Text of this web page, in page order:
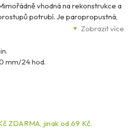
Zobrazit více
vhodná na rekonstrukce a
potrubí. Je paropropustná,
vlivům, trvale pružná i při
stříkáním. Vlastnosti: • SilicoTec®
vysoce elastický • odolný vůči
vlivům
mm/24 hod.
ZDARMA, jinak od 69 Kč.